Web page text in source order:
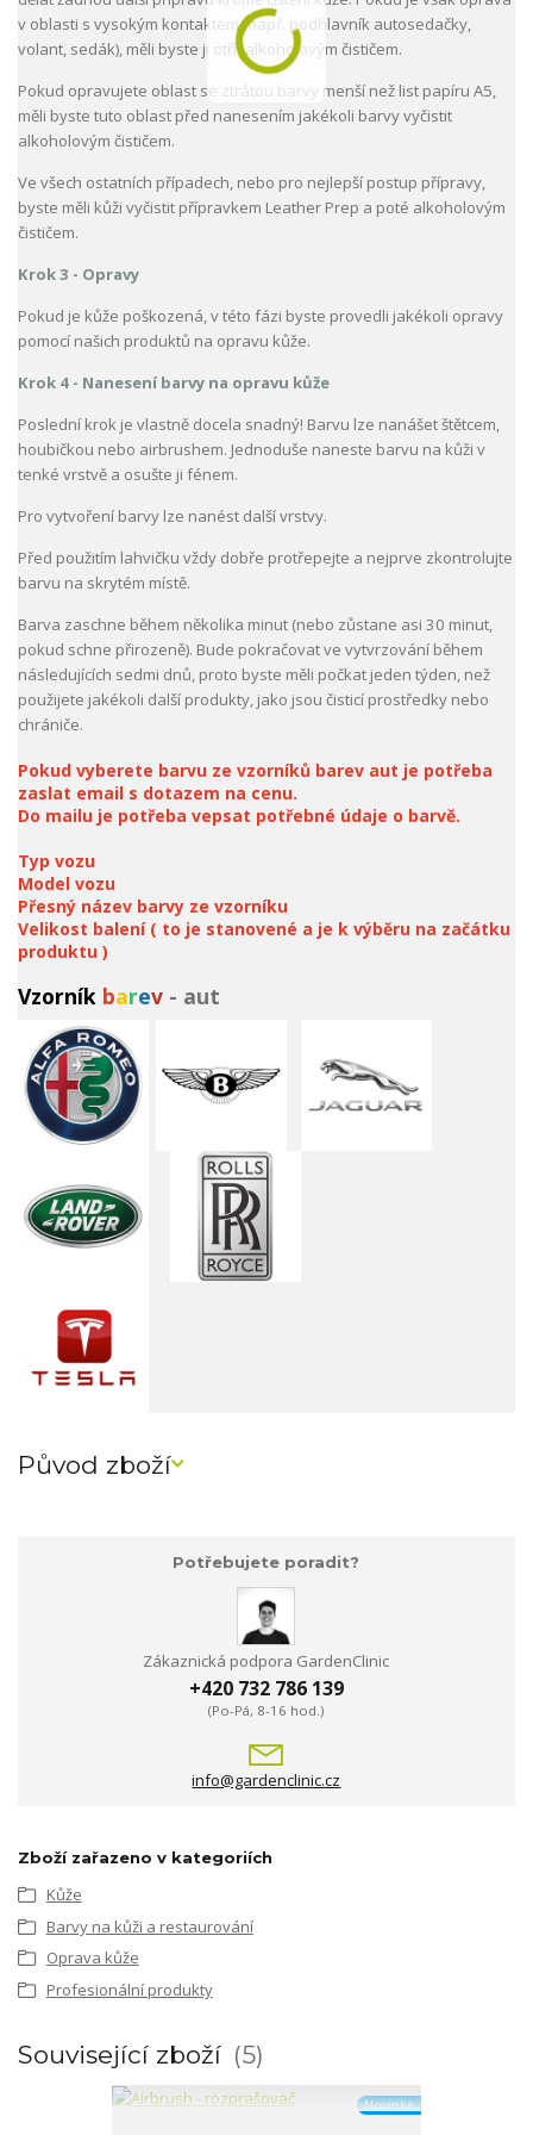
v oblasti s vysokým kontaktem (např. podhlavník autosedačky,
volant, sedák), měli byste ji otřít alkoholovým čističem.
Pokud opravujete oblast se ztrátou barvy menší než list papíru A5,
měli byste tuto oblast před nanesením jakékoli barvy vyčistit
alkoholovým čističem.
Ve všech ostatních případech, nebo pro nejlepší postup přípravy,
byste měli kůži vyčistit přípravkem Leather Prep a poté alkoholovým
čističem.
Krok 3 - Opravy
Pokud je kůže poškozená, v této fázi byste provedli jakékoli opravy
pomocí našich produktů na opravu kůže.
Krok 4 - Nanesení barvy na opravu kůže
Poslední krok je vlastně docela snadný! Barvu lze nanášet štětcem,
houbičkou nebo airbrushem. Jednoduše naneste barvu na kůži v
tenké vrstvě a osušte ji fénem.
Pro vytvoření barvy lze nanést další vrstvy.
Před použitím lahvičku vždy dobře protřepejte a nejprve zkontrolujte
barvu na skrytém místě.
Barva zaschne během několika minut (nebo zůstane asi 30 minut,
pokud schne přirozeně). Bude pokračovat ve vytvrzování během
následujících sedmi dnů, proto byste měli počkat jeden týden, než
použijete jakékoli další produkty, jako jsou čisticí prostředky nebo
chrániče.
Pokud vyberete barvu ze vzorníků barev aut je potřeba
zaslat email s dotazem na cenu.
Do mailu je potřeba vepsat potřebné údaje o barvě.
Typ vozu
Model vozu
Přesný název barvy ze vzorníku
Velikost balení ( to je stanovené a je k výběru na začátku
produktu )
Vzorník barev - aut
Původ zboží
Potřebujete poradit?
Zákaznická podpora GardenClinic
+420 732 786 139
(Po-Pá, 8-16 hod.)
info@gardenclinic.cz
Zboží zařazeno v kategoriích
Kůže
Barvy na kůži a restaurování
Oprava kůže
Profesionální produkty
Související zboží 5
Novinka